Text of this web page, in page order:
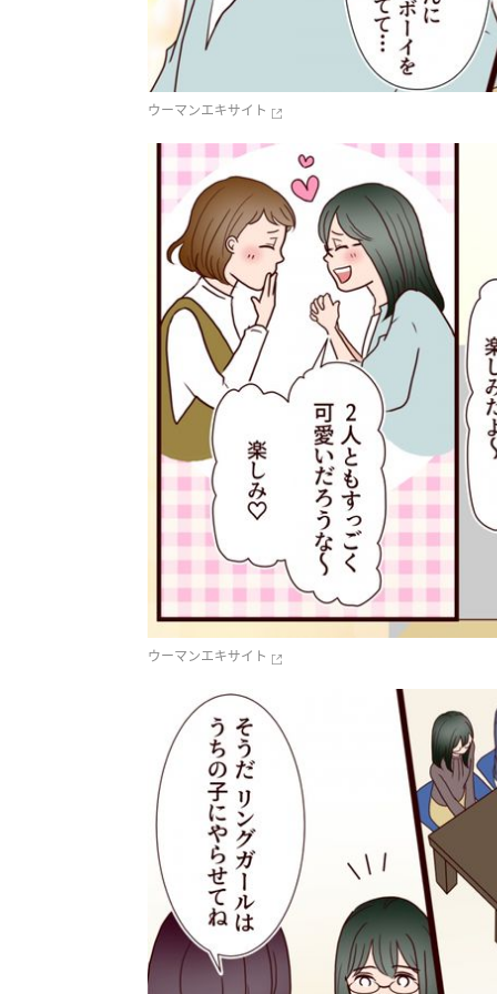
ウーマンエキサイト
ウーマンエキサイト